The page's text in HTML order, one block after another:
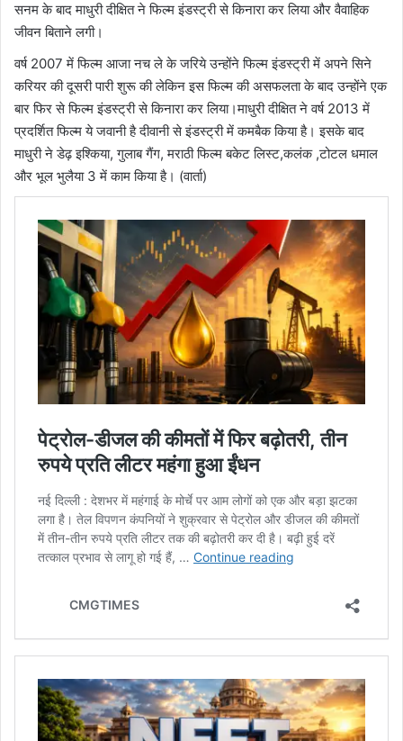
सनम के बाद माधुरी दीक्षित ने फिल्म इंडस्ट्री से किनारा कर लिया और वैवाहिक
जीवन बिताने लगी।
वर्ष 2007 में फिल्म आजा नच ले के जरिये उन्होंने फिल्म इंडस्ट्री में अपने सिने
करियर की दूसरी पारी शुरू की लेकिन इस फिल्म की असफलता के बाद उन्होंने एक
बार फिर से फिल्म इंडस्ट्री से किनारा कर लिया।माधुरी दीक्षित ने वर्ष 2013 में
प्रदर्शित फिल्म ये जवानी है दीवानी से इंडस्ट्री में कमबैक किया है। इसके बाद
माधुरी ने डेढ़ इश्किया, गुलाब गैंग, मराठी फिल्म बकेट लिस्ट,कलंक ,टोटल धमाल
और भूल भुलैया 3 में काम किया है। (वार्ता)